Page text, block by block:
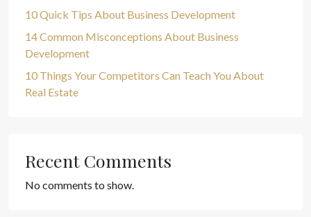
10 Quick Tips About Business Development
14 Common Misconceptions About Business
Development
10 Things Your Competitors Can Teach You About
Real Estate
Recent Comments
No comments to show.